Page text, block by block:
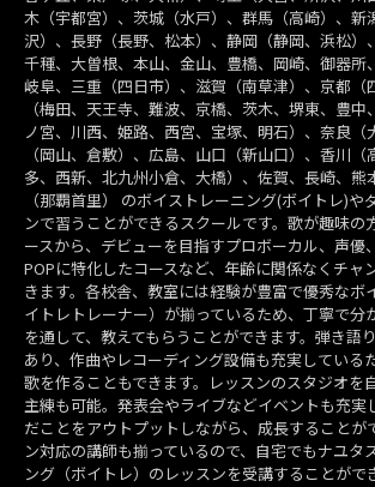
木（宇都宮）、茨城（水戸）、群馬（高崎）、新
沢）、長野（長野、松本）、静岡（静岡、浜松）
千種、大曽根、本山、金山、豊橋、岡崎、御器所
岐阜、三重（四日市）、滋賀（南草津）、京都（
（梅田、天王寺、難波、京橋、茨木、堺東、豊
ノ宮、川西、姫路、西宮、宝塚、明石）、奈良（
（岡山、倉敷）、広島、山口（新山口）、香川
多、西新、北九州小倉、大橋）、佐賀、長崎、熊
（那覇首里） のボイストレーニング(ボイトレ)や
ンで習うことができるスクールです。歌が趣味の
ースから、デビューを目指すプロボーカル、声優
POPに特化したコースなど、年齢に関係なくチャ
きます。各校舎、教室には経験が豊富で優秀なボ
イトレトレーナー）が揃っているため、丁寧で分
を通して、教えてもらうことができます。弾き語
あり、作曲やレコーディング設備も充実している
歌を作ることもできます。レッスンのスタジオを
主練も可能。発表会やライブなどイベントも充実
だことをアウトプットしながら、成長することが
ン対応の講師も揃っているので、自宅でもナユタ
ング（ボイトレ）のレッスンを受講することがで